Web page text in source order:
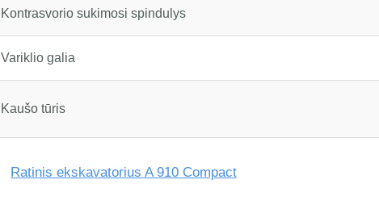
Kontrasvorio sukimosi spindulys
Variklio galia
Kaušo tūris
Ratinis ekskavatorius A 910 Compact